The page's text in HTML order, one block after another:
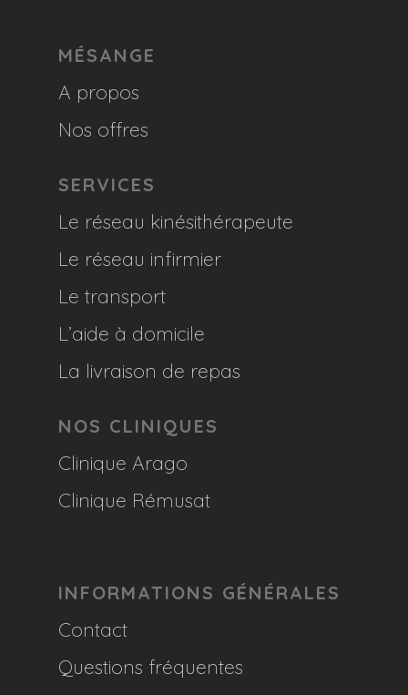
MÉSANGE
A propos
Nos offres
SERVICES
Le réseau kinésithérapeute
Le réseau infirmier
Le transport
L’aide à domicile
La livraison de repas
NOS CLINIQUES
Clinique Arago
Clinique Rémusat
INFORMATIONS GÉNÉRALES
Contact
Questions fréquentes